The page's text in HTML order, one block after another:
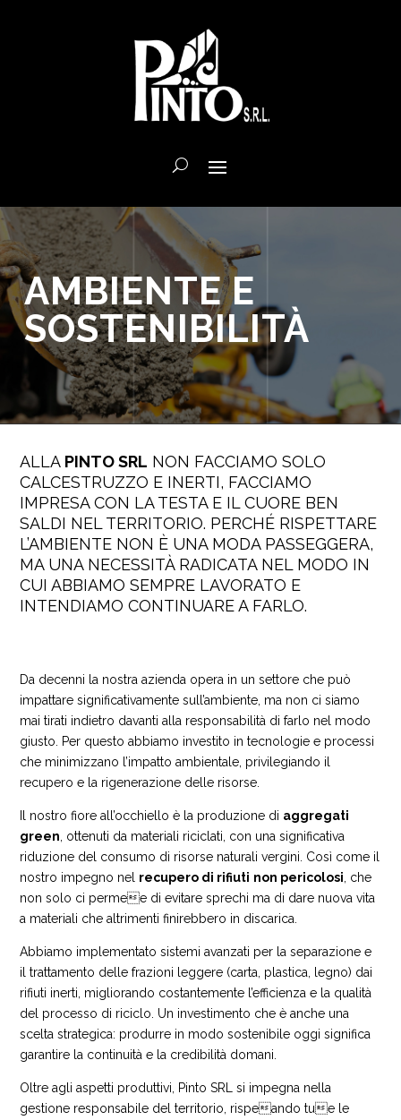
AMBIENTE E
SOSTENIBILITÀ
ALLA PINTO SRL NON FACCIAMO SOLO
CALCESTRUZZO E INERTI, FACCIAMO
IMPRESA CON LA TESTA E IL CUORE BEN
SALDI NEL TERRITORIO. PERCHÉ RISPETTARE
L’AMBIENTE NON È UNA MODA PASSEGGERA,
MA UNA NECESSITÀ RADICATA NEL MODO IN
CUI ABBIAMO SEMPRE LAVORATO E
INTENDIAMO CONTINUARE A FARLO.
Da decenni la nostra azienda opera in un settore che può
impattare significativamente sull’ambiente, ma non ci siamo
mai tirati indietro davanti alla responsabilità di farlo nel modo
giusto. Per questo abbiamo investito in tecnologie e processi
che minimizzano l’impatto ambientale, privilegiando il
recupero e la rigenerazione delle risorse.
Il nostro fiore all’occhiello è la produzione di aggregati
green , ottenuti da materiali riciclati, con una significativa
riduzione del consumo di risorse naturali vergini. Così come il
nostro impegno nel recupero di rifiuti non pericolosi , che
non solo ci permee di evitare sprechi ma di dare nuova vita
a materiali che altrimenti finirebbero in discarica.
Abbiamo implementato sistemi avanzati per la separazione e
il trattamento delle frazioni leggere (carta, plastica, legno) dai
rifiuti inerti, migliorando costantemente l’efficienza e la qualità
del processo di riciclo. Un investimento che è anche una
scelta strategica: produrre in modo sostenibile oggi significa
garantire la continuità e la credibilità domani.
Oltre agli aspetti produttivi, Pinto SRL si impegna nella
gestione responsabile del territorio, rispeando tue le